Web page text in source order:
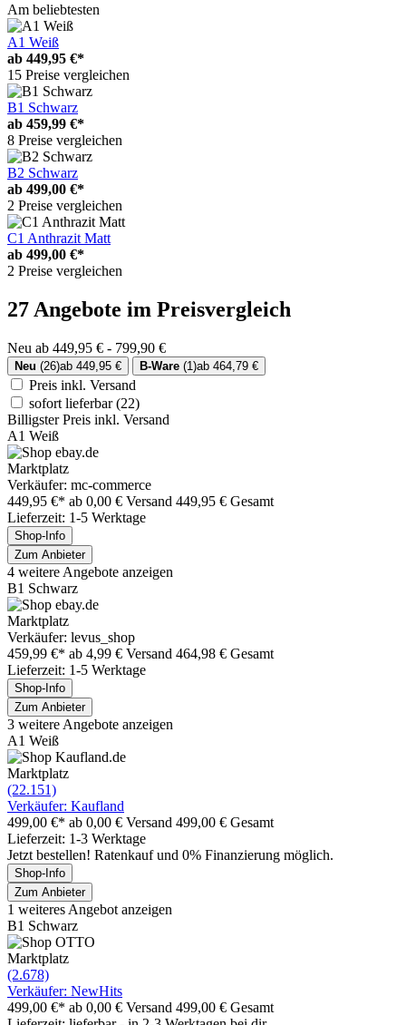
Am beliebtesten
A1 Weiß
ab 449,95 €*
15 Preise vergleichen
B1 Schwarz
ab 459,99 €*
8 Preise vergleichen
B2 Schwarz
ab 499,00 €*
2 Preise vergleichen
C1 Anthrazit Matt
ab 499,00 €*
2 Preise vergleichen
27 Angebote im Preisvergleich
Neu ab 449,95 € - 799,90 €
Neu (26)ab 449,95 € B-Ware (1)ab 464,79 €
Preis inkl. Versand
sofort lieferbar(22)
Billigster Preis inkl. Versand
A1 Weiß
Marktplatz
Verkäufer: mc-commerce
449,95 €* ab 0,00 € Versand 449,95 € Gesamt
Lieferzeit: 1-5 Werktage
Shop-Info
Zum Anbieter
4 weitere Angebote anzeigen
B1 Schwarz
Marktplatz
Verkäufer: levus_shop
459,99 €* ab 4,99 € Versand 464,98 € Gesamt
Lieferzeit: 1-5 Werktage
Shop-Info
Zum Anbieter
3 weitere Angebote anzeigen
A1 Weiß
Marktplatz
(22.151)
Verkäufer: Kaufland
499,00 €* ab 0,00 € Versand 499,00 € Gesamt
Lieferzeit: 1-3 Werktage
Jetzt bestellen! Ratenkauf und 0% Finanzierung möglich.
Shop-Info
Zum Anbieter
1 weiteres Angebot anzeigen
B1 Schwarz
Marktplatz
(2.678)
Verkäufer: NewHits
499,00 €* ab 0,00 € Versand 499,00 € Gesamt